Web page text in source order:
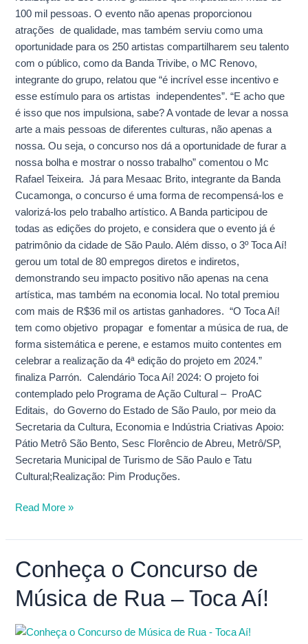
100 mil pessoas. O evento não apenas proporcionou
atrações de qualidade, mas também serviu como uma
oportunidade para os 250 artistas compartilharem seu talento
com o público, como da Banda Trivibe, o MC Renovo,
integrante do grupo, relatou que “é incrível esse incentivo e
esse estímulo para os artistas independentes”. “E acho que
é isso que nos impulsiona, sabe? A vontade de levar a nossa
arte a mais pessoas de diferentes culturas, não apenas a
nossa. Ou seja, o concurso nos dá a oportunidade de furar a
nossa bolha e mostrar o nosso trabalho” comentou o Mc
Rafael Teixeira. Já para Mesaac Brito, integrante da Banda
Cucamonga, o concurso é uma forma de recompensá-los e
valorizá-los pelo trabalho artístico. A Banda participou de
todas as edições do projeto, e considera que o evento já é
patrimônio da cidade de São Paulo. Além disso, o 3º Toca Aí!
gerou um total de 80 empregos diretos e indiretos,
demonstrando seu impacto positivo não apenas na cena
artística, mas também na economia local. No total premiou
com mais de R$36 mil os artistas ganhadores. “O Toca Aí!
tem como objetivo propagar e fomentar a música de rua, de
forma sistemática e perene, e estamos muito contentes em
celebrar a realização da 4ª edição do projeto em 2024.”
finaliza Parrón. Calendário Toca Aí! 2024: O projeto foi
contemplado pelo Programa de Ação Cultural – ProAC
Editais, do Governo do Estado de São Paulo, por meio da
Secretaria da Cultura, Economia e Indústria Criativas Apoio:
Pátio Metrô São Bento, Sesc Florêncio de Abreu, Metrô/SP,
Secretaria Municipal de Turismo de São Paulo e Tatu
Cultural;Realização: Pim Produções.
Read More »
Conheça o Concurso de
Música de Rua – Toca Aí!
Conheça
o
Concurso
Música